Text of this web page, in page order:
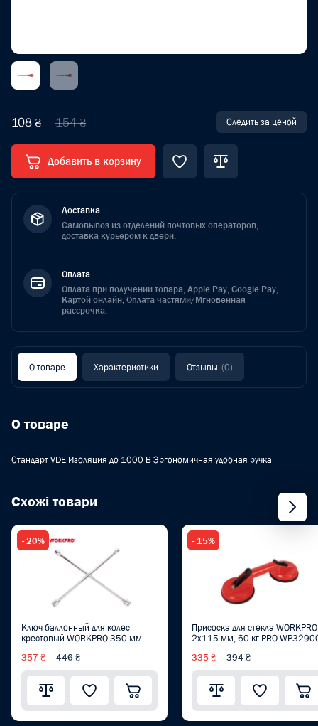
108 ₴ 154 ₴ Следить за ценой
Добавить в корзину
Доставка:
Самовывоз из отделений почтовых операторов,
доставка курьером к двери.
Оплата:
Оплата при получении товара, Apple Pay, Google Pay,
Картой онлайн, Оплата частями/Мгновенная
рассрочка.
О товаре Характеристики Отзывы (0)
О товаре
Стандарт VDE Изоляция до 1000 В Эргономичная удобная ручка
Схожі товари
- 20%
Ключ баллонный для колес
крестовый WORKPRO 350 мм
WP314004
357 ₴ 446 ₴
- 15%
Присоска для стекла WORKPRO
2x115 мм, 60 кг PRO
335 ₴ 394 ₴